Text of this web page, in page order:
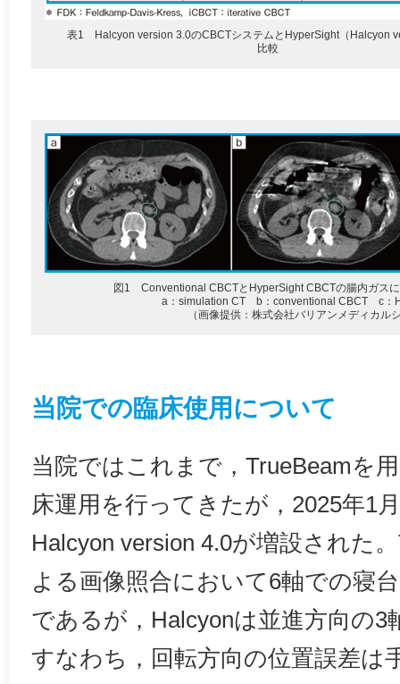
表1 Halcyon version 3.0のCBCTシステムとHyperSight（Halcyon
比較
図1 Conventional CBCTとHyperSight CBCTの腸内ガス
a：simulation CT b：conventional CBCT c：
（画像提供：株式会社バリアンメディカル
当院での臨床使用について
当院ではこれまで，TrueBeamを
床運用を行ってきたが，2025年1
Halcyon version 4.0が増設された
よる画像照合において6軸での寝
であるが，Halcyonは並進方向の3
すなわち，回転方向の位置誤差は